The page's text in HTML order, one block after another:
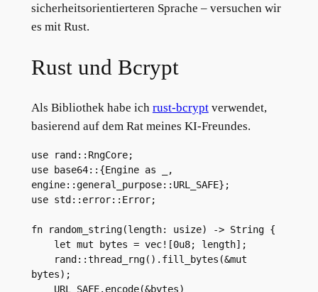
sicherheitsorientierteren Sprache – versuchen wir
es mit Rust.
Rust und Bcrypt
Als Bibliothek habe ich rust-bcryptverwendet,
basierend auf dem Rat meines KI-Freundes.
use rand::RngCore;
use base64::{Engine as _,
engine::general_purpose::URL_SAFE};
use std::error::Error;
fn random_string(length: usize) -> String {
    let mut bytes = vec![0u8; length];
bytes);